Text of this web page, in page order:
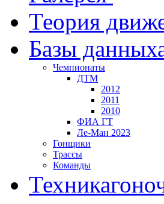
Теория
Базы данных
Чемпионаты
ДТМ
2012
2011
2010
ФИА ГТ
Ле-Ман 2023
Гонщики
Трассы
Команды
Техника